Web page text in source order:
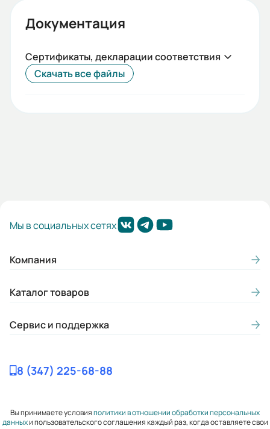
Документация
Сертификаты, декларации соответствия
Скачать все файлы
Мы в социальных сетях
Компания
Каталог товаров
Сервис и поддержка
8 (347) 225-68-88
Вы принимаете условияполитики в отношении обработки персональных
данныхи пользовательского соглашения каждый раз, когда оставляете свои